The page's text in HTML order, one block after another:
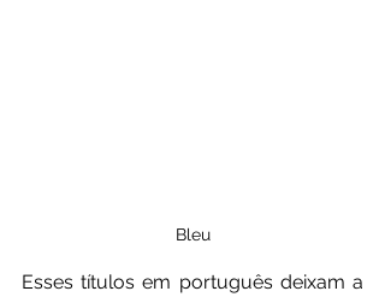
Bleu
Esses títulos em português deixam a